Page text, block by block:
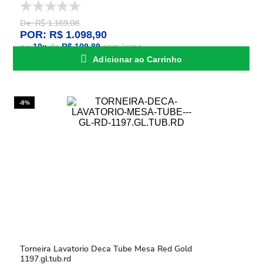
De: R$ 1.169,08
POR: R$ 1.098,90
ou10xdeR$ 109,89sem juros
Adicionar ao Carrinho
-8%
Torneira Lavatorio Deca Tube Mesa Red Gold
1197.gl.tub.rd